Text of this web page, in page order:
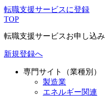
転職支援サービスに登録
TOP
転職支援サービスお申し込み
新規登録へ
専門サイト（業種別）
製造業
エネルギー関連